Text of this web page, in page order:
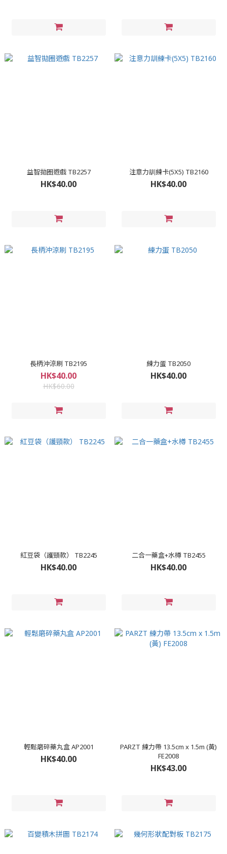
益智拋圈遊戲 TB2257
HK$40.00
注意力訓練卡(5X5) TB2160
HK$40.00
長柄沖涼刷 TB2195
HK$40.00
HK$60.00
練力蛋 TB2050
HK$40.00
紅豆袋（護頸款） TB2245
HK$40.00
二合一藥盒+水樽 TB2455
HK$40.00
輕鬆磨碎藥丸盒 AP2001
HK$40.00
PARZT 練力帶 13.5cm x 1.5m (黃)
FE2008
HK$43.00